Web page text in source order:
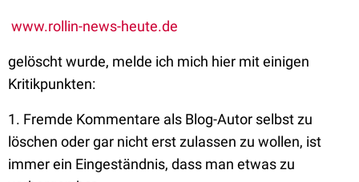
www.rollin-news-heute.de
gelöscht wurde, melde ich mich hier mit einigen
Kritikpunkten:
1. Fremde Kommentare als Blog-Autor selbst zu
löschen oder gar nicht erst zulassen zu wollen, ist
immer ein Eingeständnis, dass man etwas zu